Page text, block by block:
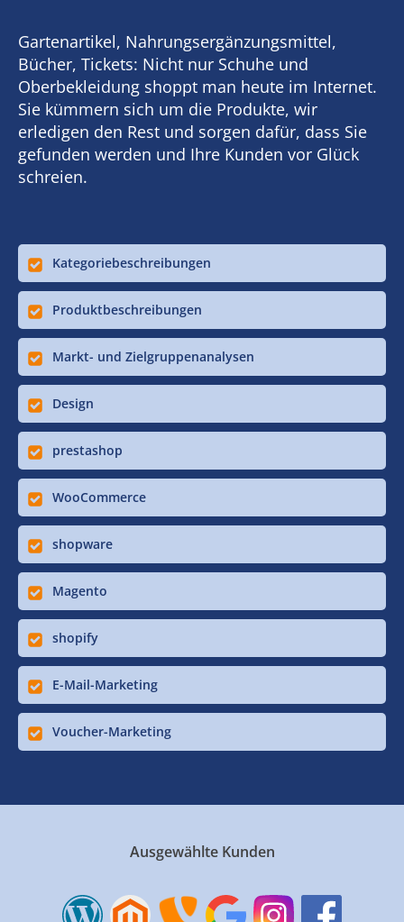
Gartenartikel, Nahrungsergänzungsmittel,
Bücher, Tickets: Nicht nur Schuhe und
Oberbekleidung shoppt man heute im Internet.
Sie kümmern sich um die Produkte, wir
erledigen den Rest und sorgen dafür, dass Sie
gefunden werden und Ihre Kunden vor Glück
schreien.
Kategoriebeschreibungen
Produktbeschreibungen
Markt- und Zielgruppenanalysen
Design
prestashop
WooCommerce
shopware
Magento
shopify
E-Mail-Marketing
Voucher-Marketing
Ausgewählte Kunden